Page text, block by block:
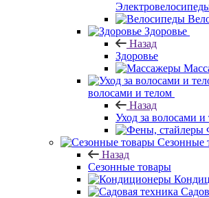
Здоровье
Назад
Здоровье
волосами и телом
Назад
Уход за волосами и
Сезонные
Назад
Сезонные товары